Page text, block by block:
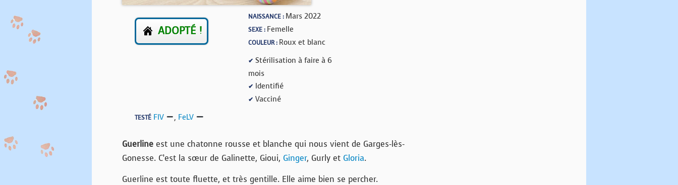
ADOPTÉ !
NAISSANCE : Mars 2022
SEXE : Femelle
COULEUR : Roux et blanc
✔ Stérilisation à faire à 6
mois
✔ Identifié
✔ Vacciné
TESTÉ FIV , FeLV
Guerline est une chatonne rousse et blanche qui nous vient de Garges-lès-
Gonesse. C’est la sœur de Galinette, Gioui, Ginger, Gurly et Gloria.
Guerline est toute fluette, et très gentille. Elle aime bien se percher.